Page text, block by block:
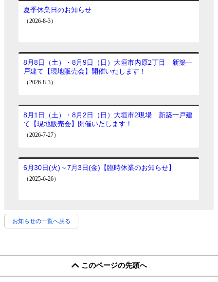
お知らせの一覧へ戻る
このページの先頭へ